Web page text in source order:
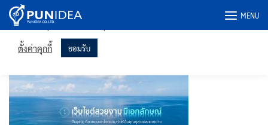
Skip
MENU
เราใช้คุกกี้ในเว็บไซต์ของเราเพื่อให้คุณได้รับประสบการณ์ที่เกี่ยวข้อง
มากที่สุดโดยจดจำการตั้งค่าของคุณและเข้าชมซ้ำ การคลิก "ยอมรับ"
แสดงว่าคุณยินยอมให้ใช้คุกกี้ทั้งหมด
ตั้งค่าคุกกี้ ยอมรับ